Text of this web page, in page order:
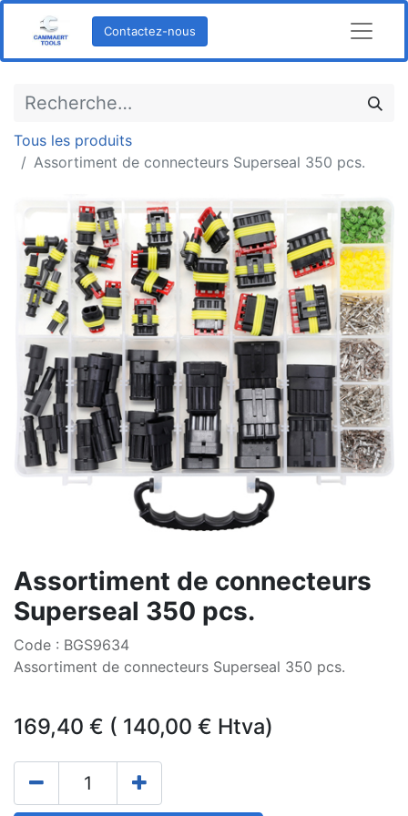
Contactez-nous
Tous les produits
Assortiment de connecteurs Superseal 350 pcs.
Assortiment de connecteurs
Superseal 350 pcs.
Code : BGS9634
Assortiment de connecteurs Superseal 350 pcs.
169,40 € ( 140,00 € Htva)